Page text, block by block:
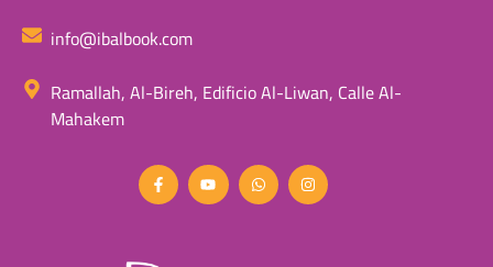
info@ibalbook.com
Ramallah, Al-Bireh, Edificio Al-Liwan, Calle Al-
Mahakem